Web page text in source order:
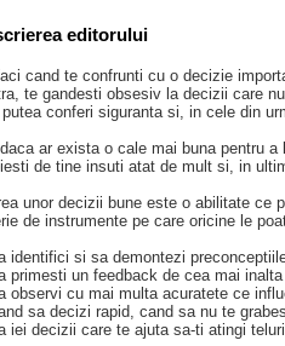
editorului
cand te confrunti cu o decizie
te gandesti obsesiv la decizii care
conferi siguranta si, in cele din
daca ar exista o cale mai buna pentru
de tine insuti atat de mult si, in
unor decizii bune este o abilitate ce
de instrumente pe care oricine le
identifici si sa demontezi
primesti un feedback de cea mai
observi cu mai multa acuratete ce
sa decizi rapid, cand sa nu te
iei decizii care te ajuta sa-ti atingi